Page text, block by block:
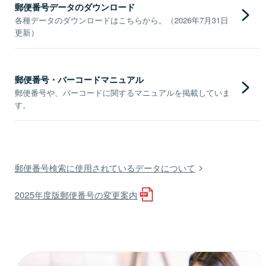
郵便番号データのダウンロード
各種データのダウンロードはこちらから。（2026年7月31日
更新）
郵便番号・バーコードマニュアル
郵便番号や、バーコードに関するマニュアルを掲載していま
す。
郵便番号検索に使用されているデータについて
2025年度版郵便番号の変更案内